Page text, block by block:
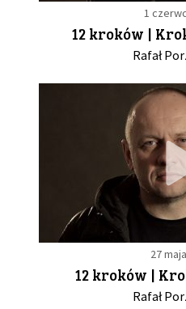
1
12 kroków |
Rafał
27
12 kroków |
Rafał